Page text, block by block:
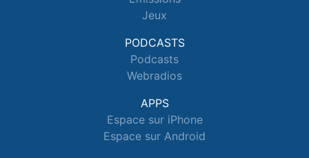
Jeux
PODCASTS
Podcasts
Webradios
APPS
Espace sur iPhone
Espace sur Android